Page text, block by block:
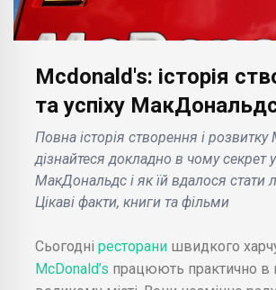
Mcdonald's: історія
та успіху
Повна історія створення і розвитку
дізнайтеся докладно в чому секрет
МакДональдс і як їй вдалося стати
Цікаві факти, книги та фільми
Сьогодні ресторани швидкого
McDonald’s працюють практично